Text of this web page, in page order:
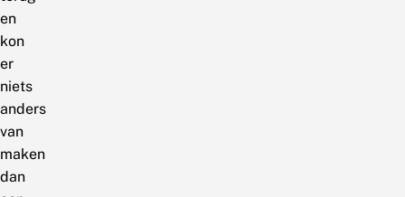
en
kon
er
niets
anders
van
maken
dan